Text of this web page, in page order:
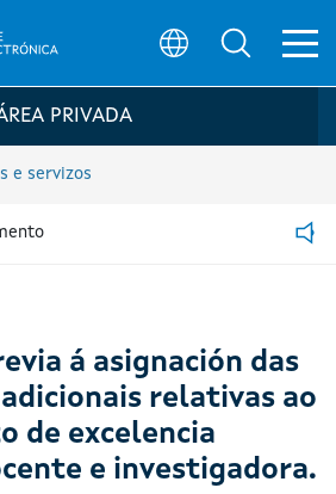
da Xunta de
PRIVADA
e servizos
á asignación das
relativas ao
de excelencia
e investigadora.